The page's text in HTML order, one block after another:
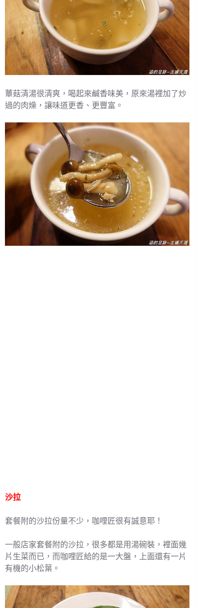
蕈菇清湯很清爽，喝起來鹹香味美，原來湯裡加了炒
過的肉燥，讓味道更香、更豐富。
沙拉
套餐附的沙拉份量不少，咖哩匠很有誠意耶！
一般店家套餐附的沙拉，很多都是用湯碗裝，裡面幾
片生菜而已，而咖哩匠給的是一大盤，上面還有一片
有機的小松葉。